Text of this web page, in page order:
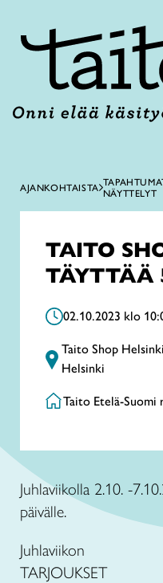
AJANKOHTAISTA NÄYTTELYT
TAITO
TÄYTTÄÄ
02.10.2023 klo
Taito Shop
Helsinki
Taito Etelä-Suomi
Juhlaviikolla 2.10. -
päivälle.
Juhlaviikon
TARJOUKSET